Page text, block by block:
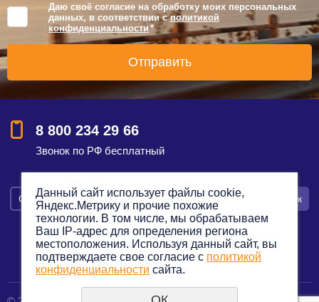
Даю своё согласие на обработку моих персональных
данных, в соответствии сполитикой
конфиденциальности *
8 800 234 29 66
Звонок по РФ бесплатный
Смотреть на карте Оставить заявку Заказать звонок
Политика конфиденциальности
Данный сайт использует файлы cookie,
Яндекс.Метрику и прочие похожие
технологии. В том числе, мы обрабатываем
Ваш IP-адрес для определения региона
местоположения. Используя данный сайт, вы
подтверждаете свое согласие с политикой
конфиденциальности сайта.